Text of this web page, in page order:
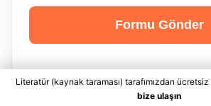
Formu Gönder
Literatür (kaynak taraması) tarafımızdan ücretsiz
bize ulaşın